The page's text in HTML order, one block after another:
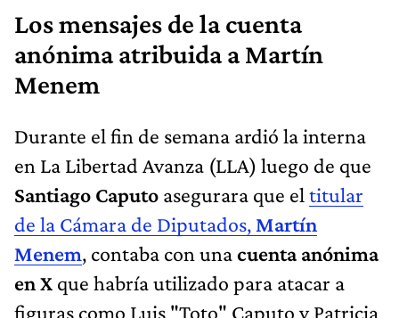
Los mensajes de la cuenta
anónima atribuida a Martín
Menem
Durante el fin de semana ardió la interna
en La Libertad Avanza (LLA) luego de que
Santiago Caputo asegurara que el titular
de la Cámara de Diputados, Martín
Menem, contaba con unacuenta anónima
en X que habría utilizado para atacar a
figuras como Luis "Toto" Caputo y Patricia